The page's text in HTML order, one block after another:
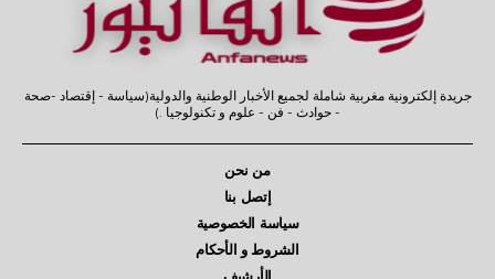
جريدة إلكترونية مغربية شاملة لجميع الأخبار الوطنية والدولية(سياسة - إقتصاد -صحة
- حوادث - فن - علوم و تكنولوجيا .)
من نحن
إتصل بنا
سياسة الخصوصية
الشروط و الأحكام
الأرشيف